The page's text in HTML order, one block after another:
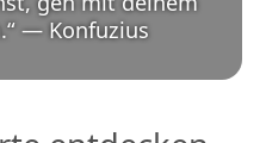
“ — Konfuzius